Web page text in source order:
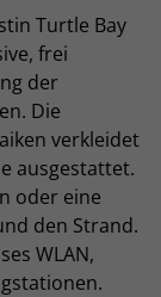
Turtle Bay
frei
der
Die
verkleidet
ausgestattet.
oder eine
den Strand.
WLAN,